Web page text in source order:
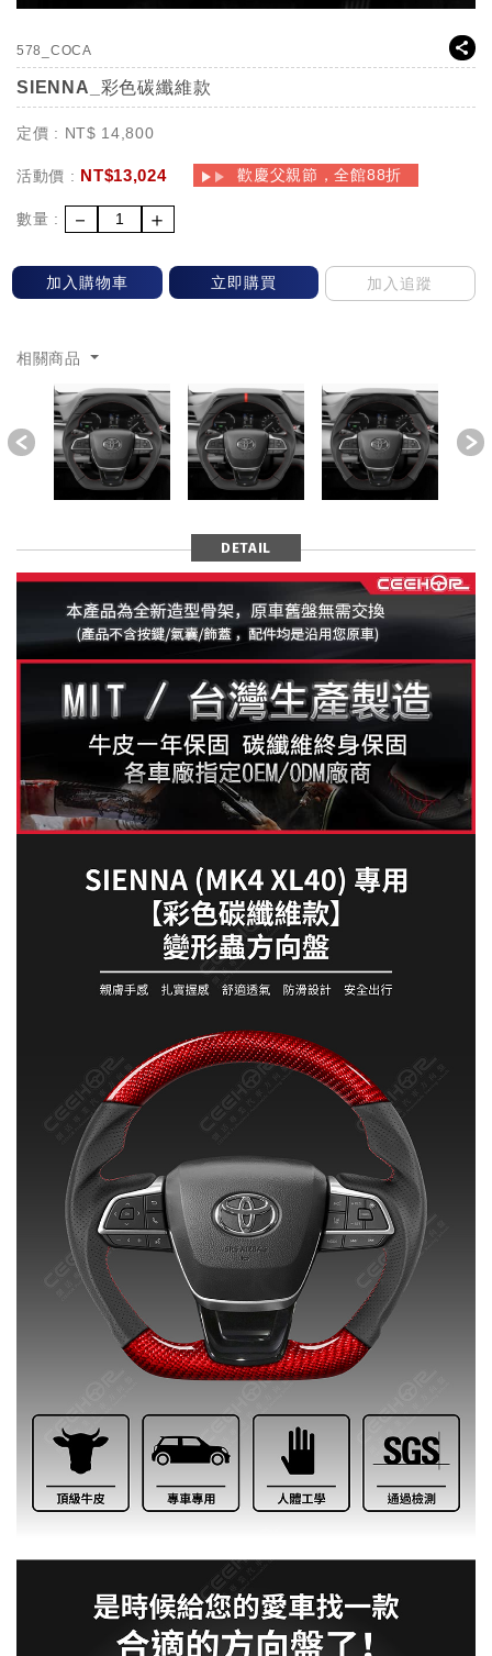
578_COCA
SIENNA_彩色碳纖維款
定價 : NT$ 14,800
活動價 : NT$13,024 歡慶父親節，全館88折
數量 : － ＋
加入購物車 立即購買 加入追蹤
相關商品
Previous
DETAIL